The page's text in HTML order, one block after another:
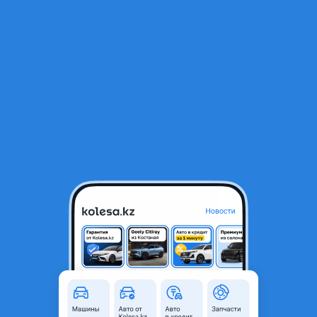
Гур насос для ACCENT
Алматы, Алматинская